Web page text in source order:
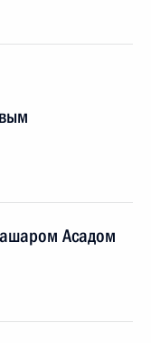
Асадом